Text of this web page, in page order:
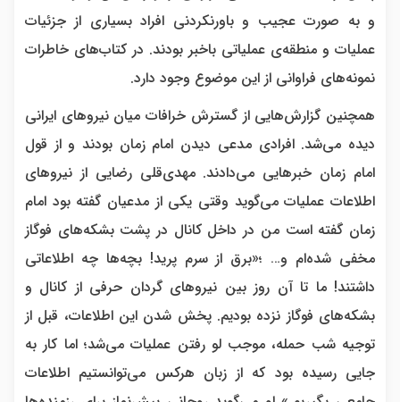
و به ‌صورت عجیب و باورنکردنی افراد بسیاری از جزئیات
عملیات و منطقه‌ی عملیاتی باخبر بودند. در کتاب‌های خاطرات
نمونه‌های فراوانی از این موضوع وجود دارد.
همچنین گزارش‌هایی از گسترش خرافات میان نیروهای ایرانی
دیده می‌شد. افرادی مدعی دیدن امام زمان بودند و از قول
امام زمان خبرهایی می‌دادند. مهدی‌قلی رضایی از نیروهای
اطلاعات عملیات می‌گوید وقتی یکی از مدعیان گفته بود امام
زمان گفته است من در داخل کانال در پشت بشکه‌های فوگاز
مخفی شده‌ام و… ؛«برق از سرم پرید! بچه‌ها چه اطلاعاتی
داشتند! ما تا آن روز بین نیروهای گردان حرفی از کانال و
بشکه‌های فوگاز نزده بودیم. پخش شدن این اطلاعات، قبل از
توجیه شب حمله، موجب لو رفتن عملیات می‌شد؛ اما کار به
جایی رسیده بود که از زبان هرکس می‌توانستیم اطلاعات